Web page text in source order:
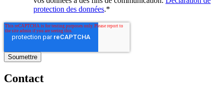
protection des données.*
Contact